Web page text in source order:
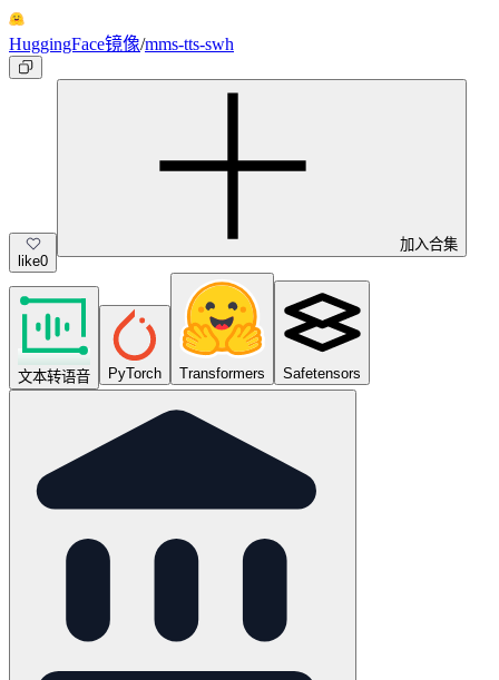
HuggingFace镜像/mms-tts-swh
like0
加入合集
文本转语音 PyTorch Transformers Safetensors